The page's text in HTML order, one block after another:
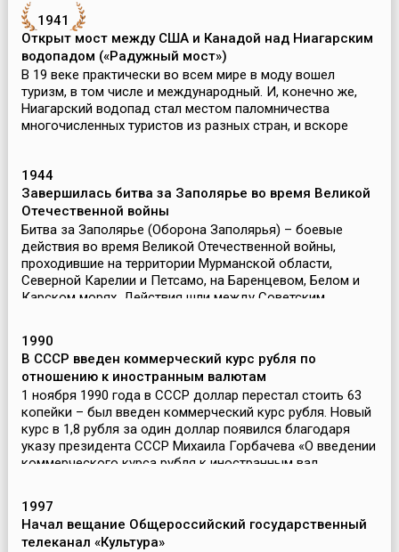
1941
Открыт мост между США и Канадой над Ниагарским
водопадом («Радужный мост»)
В 19 веке практически во всем мире в моду вошел
туризм, в том числе и международный. И, конечно же,
Ниагарский водопад стал местом паломничества
многочисленных туристов из разных стран, и вскоре
1944
Завершилась битва за Заполярье во время Великой
Отечественной войны
Битва за Заполярье (Оборона Заполярья) – боевые
действия во время Великой Отечественной войны,
проходившие на территории Мурманской области,
Северной Карелии и Петсамо, на Баренцевом, Белом и
Карском морях. Действия шли между Советским
1990
В СССР введен коммерческий курс рубля по
отношению к иностранным валютам
1 ноября 1990 года в СССР доллар перестал стоить 63
копейки – был введен коммерческий курс рубля. Новый
курс в 1,8 рубля за один доллар появился благодаря
указу президента СССР Михаила Горбачева «О введении
коммерческого курса рубля к иностранным вал...
1997
Начал вещание Общероссийский государственный
телеканал «Культура»